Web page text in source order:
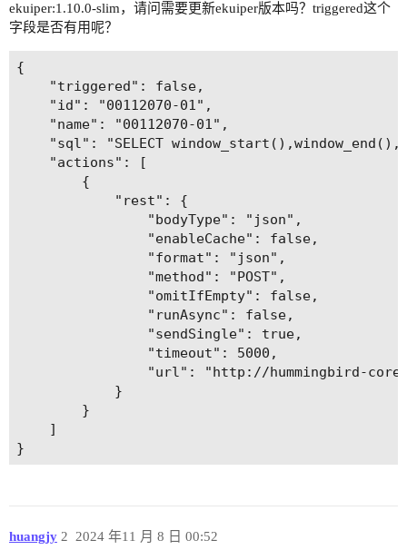
ekuiper:1.10.0-slim，请问需要更新ekuiper版本吗？triggered这个
字段是否有用呢？
{
    "triggered": false,
    "id": "00112070-01",
    "name": "00112070-01",
"sql": "SELECT
    "actions": [
        {
            "rest": {
                "bodyType": "json",
                "enableCache": false,
                "format": "json",
                "method": "POST",
                "omitIfEmpty": false,
                "runAsync": false,
                "sendSingle": true,
                "timeout": 5000,
"url": "http://hummingbird-
            }
        }
    ]
huangjy 2024 年11 月 8 日 00:52
2